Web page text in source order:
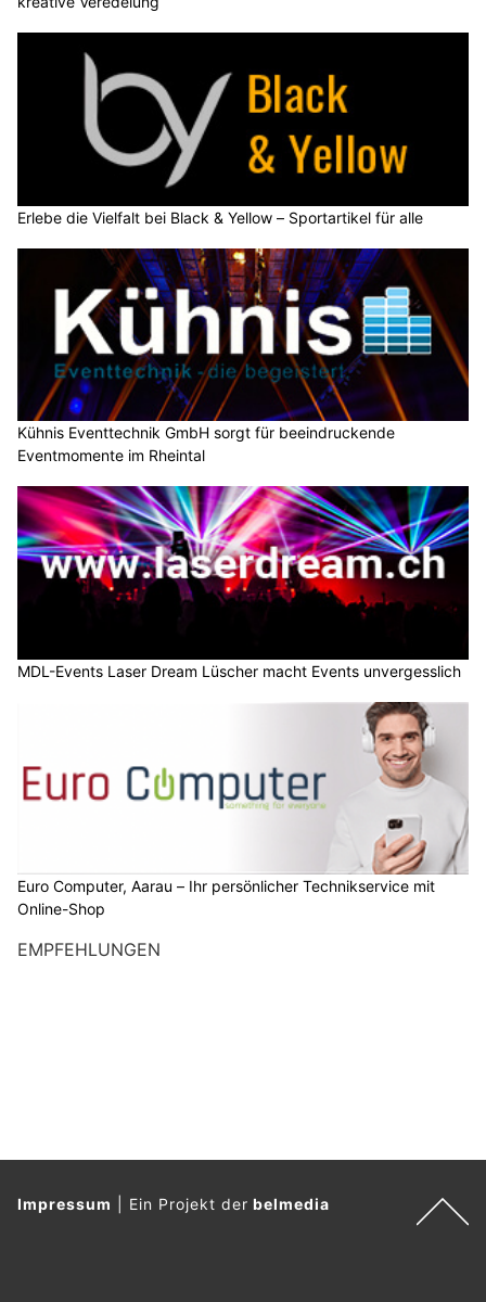
Erlebe die Vielfalt bei Black & Yellow – Sportartikel für alle
Kühnis Eventtechnik GmbH sorgt für beeindruckende
Eventmomente im Rheintal
MDL-Events Laser Dream Lüscher macht Events unvergesslich
Euro Computer, Aarau – Ihr persönlicher Technikservice mit
Online-Shop
EMPFEHLUNGEN
Impressum Ein Projekt derbelmedia